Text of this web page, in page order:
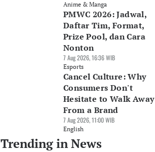
Anime & Manga
PMWC 2026: Jadwal,
Daftar Tim, Format,
Prize Pool, dan Cara
Nonton
7 Aug 2026, 16:36 WIB
Esports
Cancel Culture: Why
Consumers Don't
Hesitate to Walk Away
From a Brand
7 Aug 2026, 11:00 WIB
English
Trending in News